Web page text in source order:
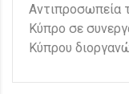
Αντιπροσωπεία
Κύπρο σε
Κύπρου